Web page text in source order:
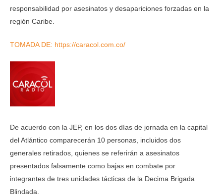
responsabilidad por asesinatos y desapariciones forzadas en la
región Caribe.
TOMADA DE: https://caracol.com.co/
De acuerdo con la JEP, en los dos días de jornada en la capital
del Atlántico comparecerán 10 personas, incluidos dos
generales retirados, quienes se referirán a asesinatos
presentados falsamente como bajas en combate por
integrantes de tres unidades tácticas de la Decima Brigada
Blindada.